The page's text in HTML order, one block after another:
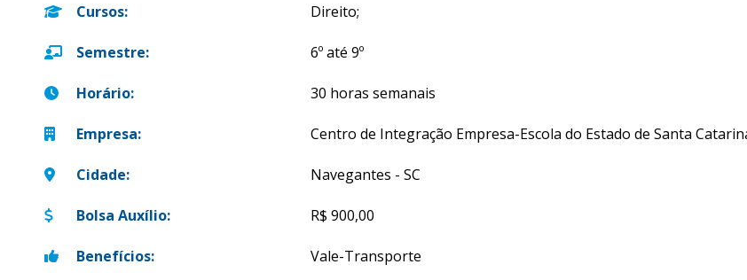
Cursos: Direito;
Semestre: 6º até 9º
Horário: 30 horas semanais
Empresa: Centro de Integração Empresa-Escola do Estado de Santa
Cidade: Navegantes - SC
Bolsa Auxílio: R$ 900,00
Benefícios: Vale-Transporte